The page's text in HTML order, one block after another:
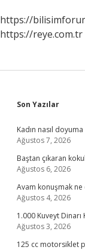
https://
https://reye.com.tr
Son Yazılar
Kadın nasıl doyuma
Ağustos 7, 2026
Baştan çıkaran
Ağustos 6, 2026
Avam konuşmak ne
Ağustos 4, 2026
1.000 Kuveyt Dinarı
Ağustos 3, 2026
125 cc motorsiklet